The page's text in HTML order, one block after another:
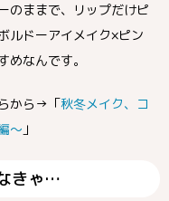
のままで、リップだけピ
ルドーアイメイク×ピン
なんです。
から→「秋冬メイク、コ
〜 」
きゃ…